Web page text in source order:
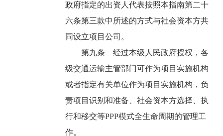
政府指定的出资人代表按照本指南第二十
六条第三款中所述的方式与社会资本方共
同设立项目公司。
第九条 经过本级人民政府授权，各
级交通运输主管部门可作为项目实施机构
或者指定有关单位作为项目实施机构，负
责项目识别和准备、社会资本方选择、执
行和移交等PPP模式全生命周期的管理工
作。